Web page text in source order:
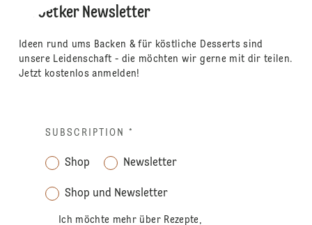
Dr. Oetker Newsletter
Ideen rund ums Backen & für köstliche Desserts sind
unsere Leidenschaft - die möchten wir gerne mit dir teilen.
Jetzt kostenlos anmelden!
SUBSCRIPTION *
Shop Newsletter
Shop und Newsletter
Ich möchte mehr über Rezepte,